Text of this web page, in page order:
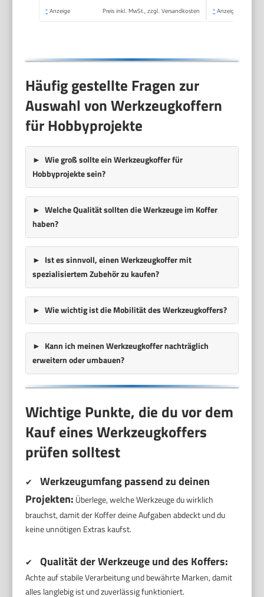
Vanadium-Stahl |
* Anzeige Preis inkl. MwSt., zzgl. Versandkosten * Anzeige
Häufig gestellte Fragen zur
Auswahl von Werkzeugkoffern
für Hobbyprojekte
Wie groß sollte ein Werkzeugkoffer für
Hobbyprojekte sein?
Welche Qualität sollten die Werkzeuge im Koffer
haben?
Ist es sinnvoll, einen Werkzeugkoffer mit
spezialisiertem Zubehör zu kaufen?
Wie wichtig ist die Mobilität des Werkzeugkoffers?
Kann ich meinen Werkzeugkoffer nachträglich
erweitern oder umbauen?
Wichtige Punkte, die du vor dem
Kauf eines Werkzeugkoffers
prüfen solltest
✔
Werkzeugumfang passend zu deinen
Projekten: Überlege, welche Werkzeuge du wirklich
brauchst, damit der Koffer deine Aufgaben abdeckt und du
keine unnötigen Extras kaufst.
✔ Qualität der Werkzeuge und des Koffers:
Achte auf stabile Verarbeitung und bewährte Marken, damit
alles langlebig ist und zuverlässig funktioniert.